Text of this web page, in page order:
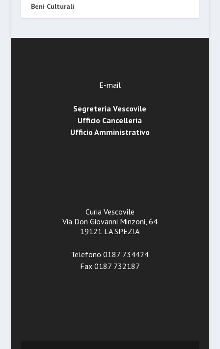
Beni Culturali
E-mail
Segreteria Vescovile
Ufficio Cancelleria
Ufficio Amministrativo
Curia Vescovile
Via Don Giovanni Minzoni, 64
19121 LA SPEZIA
Telefono 0187 734424
Fax 0187 732187